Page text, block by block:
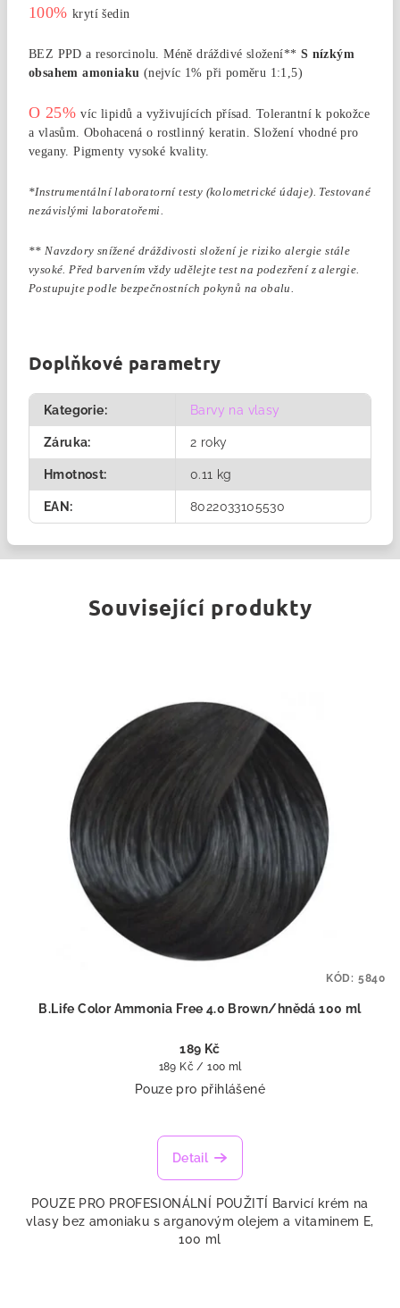
100% krytí šedin
BEZ PPD a resorcinolu.Méně dráždivé složení** S nízkým
obsahem amoniaku (nejvíc 1% při poměru 1:1,5)
O 25%víc lipidů a vyživujících přísad.Tolerantní k pokožce
a vlasům.Obohacená o rostlinný keratin. Složení vhodné pro
vegany.Pigmenty vysoké kvality.
*Instrumentální laboratorní testy (kolometrické údaje). Testované
nezávislými laboratořemi.
** Navzdory snížené dráždivosti složení je riziko alergie stále
vysoké. Před barvením vždy udělejte test na podezření z alergie.
Postupujte podle bezpečnostních pokynů na obalu.
Doplňkové parametry
Kategorie: Barvy na vlasy
Záruka: 2 roky
Hmotnost: 0.11 kg
EAN : 8022033105530
Související produkty
B.Life Color Ammonia Free 4.0 Brown/hnědá 100 ml
189 Kč
Měrná
189 Kč / 100 ml
Pouze pro přihlášené
Detail
POUZE PRO PROFESIONÁLNÍ POUŽITÍ Barvicí krém na
vlasy bez amoniaku s arganovým olejem a vitaminem E,
100 ml
KÓD: 5840